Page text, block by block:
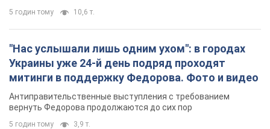
5 годин тому 10,6 т.
"Нас услышали лишь одним ухом": в городах
Украины уже 24-й день подряд проходят
митинги в поддержку Федорова. Фото и видео
Антиправительственные выступления с требованием
вернуть Федорова продолжаются до сих пор
5 годин тому 3,9 т.